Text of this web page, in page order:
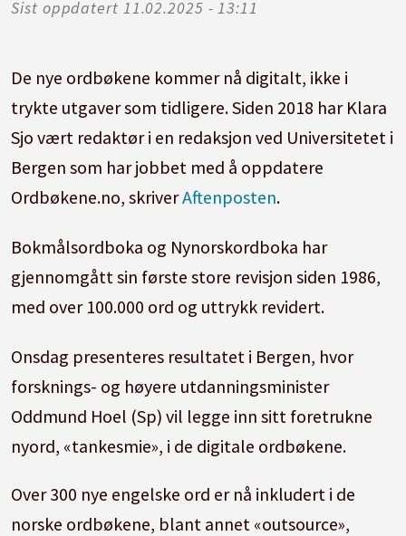
Sist oppdatert
11.02.2025 - 13:11
De nye ordbøkene kommer nå digitalt, ikke i
trykte utgaver som tidligere. Siden 2018 har Klara
Sjo vært redaktør i en redaksjon ved Universitetet i
Bergen som har jobbet med å oppdatere
Ordbøkene.no, skriverAftenposten.
Bokmålsordboka og Nynorskordboka har
gjennomgått sin første store revisjon siden 1986,
med over 100.000 ord og uttrykk revidert.
Onsdag presenteres resultatet i Bergen, hvor
forsknings- og høyere utdanningsminister
Oddmund Hoel (Sp) vil legge inn sitt foretrukne
nyord, «tankesmie», i de digitale ordbøkene.
Over 300 nye engelske ord er nå inkludert i de
norske ordbøkene, blant annet «outsource»,